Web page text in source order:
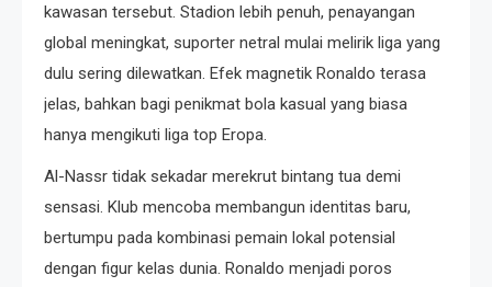
kawasan tersebut. Stadion lebih penuh, penayangan
global meningkat, suporter netral mulai melirik liga yang
dulu sering dilewatkan. Efek magnetik Ronaldo terasa
jelas, bahkan bagi penikmat bola kasual yang biasa
hanya mengikuti liga top Eropa.
Al-Nassr tidak sekadar merekrut bintang tua demi
sensasi. Klub mencoba membangun identitas baru,
bertumpu pada kombinasi pemain lokal potensial
dengan figur kelas dunia. Ronaldo menjadi poros